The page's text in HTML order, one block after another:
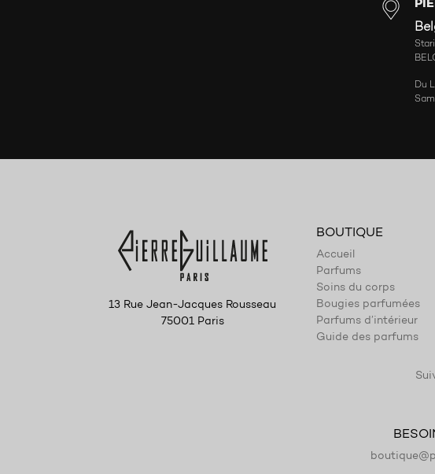
Du
13 Rue Jean-Jacques Rousseau
75001 Paris
BOUTIQUE
Accueil
Parfums
Soins du corps
Bougies parfumées
Parfums d’intérieur
Guide des parfums